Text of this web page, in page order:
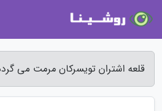
قلعه اشتران تویسرکان مرمت می